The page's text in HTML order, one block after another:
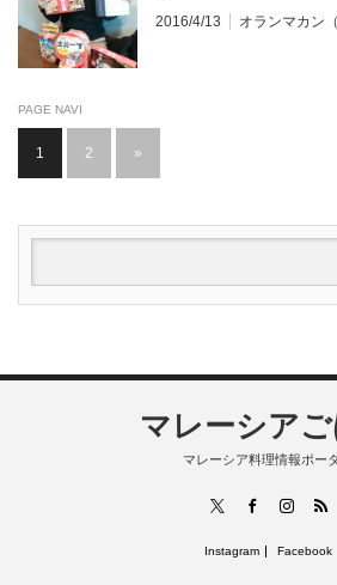
2016/4/13 オランマカン
PAGE NAVI
1 2 »
マレーシア
マレーシア料理情報ポー
Facebook
RSS
Instagram Facebook